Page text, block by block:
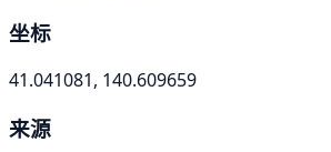
坐标
41.041081, 140.609659
来源